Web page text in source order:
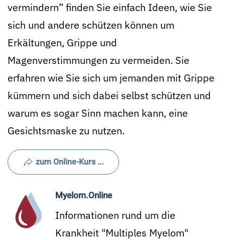
vermindern” finden Sie einfach Ideen, wie Sie
sich und andere schützen können um
Erkältungen, Grippe und
Magenverstimmungen zu vermeiden. Sie
erfahren wie Sie sich um jemanden mit Grippe
kümmern und sich dabei selbst schützen und
warum es sogar Sinn machen kann, eine
Gesichtsmaske zu nutzen.
zum Online-Kurs ...
Myelom.Online
Informationen rund um die
Krankheit "Multiples Myelom"